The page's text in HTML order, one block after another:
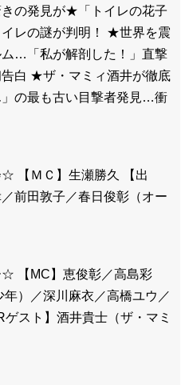
の発見が★「トイレの花子
レの謎が判明！ ★世界を震
…「私が解剖した！」直撃
白 ★ザ・マミィ酒井が徹底
の最も古い目撃者発見…衝
【ＭＣ】生瀬勝久 【出
前田敦子／春日俊彰（オー
【MC】恵俊彰／高島彩
年）／深川麻衣／高橋ユウ／
スト】酒井貴士（ザ・マミ